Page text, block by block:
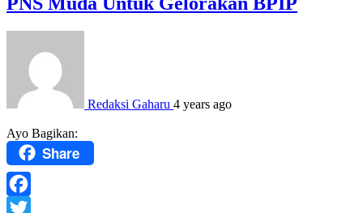
Redaksi Gaharu 4 years ago
Ayo Bagikan:
Share
Facebook